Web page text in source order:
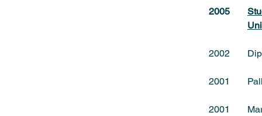
2005
2002
2001
2001